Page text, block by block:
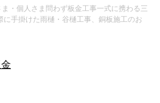
・個人さま問わず板金工事一式に携わる三
に手掛けた雨樋・谷樋工事、銅板施工のお